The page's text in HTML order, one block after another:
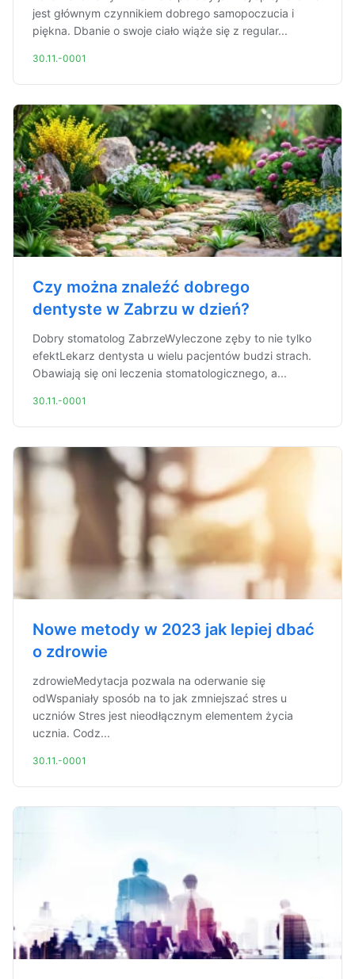
jest głównym czynnikiem dobrego samopoczucia i
piękna. Dbanie o swoje ciało wiąże się z regular...
30.11.-0001
Czy można znaleźć dobrego
dentyste w Zabrzu w dzień?
Dobry stomatolog ZabrzeWyleczone zęby to nie tylko
efektLekarz dentysta u wielu pacjentów budzi strach.
Obawiają się oni leczenia stomatologicznego, a...
30.11.-0001
Nowe metody w 2023 jak lepiej dbać
o zdrowie
zdrowieMedytacja pozwala na oderwanie się
odWspaniały sposób na to jak zmniejszać stres u
uczniów Stres jest nieodłącznym elementem życia
ucznia. Codz...
30.11.-0001